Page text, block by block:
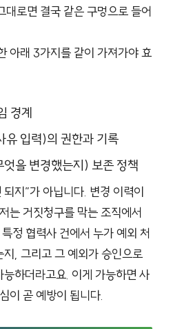
로면 결국 같은 구멍으로 들어
아래 3가지를 같이 가져가야 효
경계
입력)의 권한과 기록
을 변경했는지) 보존 정책
지”가 아닙니다. 변경 이력이
는 거짓청구를 막는 조직에서
정 협력사 건에서 누가 예외 처
, 그리고 그 예외가 승인으로
하더라고요. 이게 가능하면 사
이 곧 예방이 됩니다.